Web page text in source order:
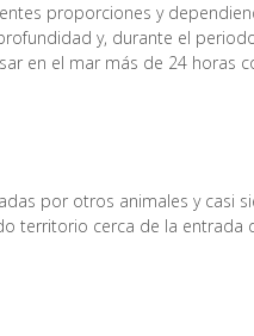
proporciones y
y, durante el
en el mar más de 24 horas
por otros animales y casi
territorio cerca de la entrada